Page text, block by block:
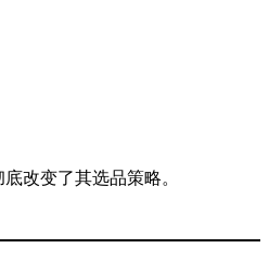
改变了其选品策略。